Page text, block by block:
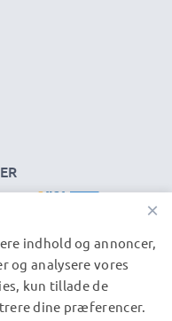
×
indhold og annoncer,
og analysere vores
kun tillade de
dine præferencer.